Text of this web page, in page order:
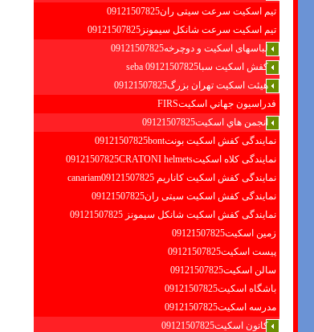
تیم اسکیت سرعت سیتی ران09121507825
تیم اسکیت سرعت شانکل سیمونز09121507825
لباسهای اسکیت و دوچرخه09121507825
کفش اسکیت سبا09121507825 seba
هیئت اسکیت تهران بزرگ09121507825
فدراسيون جهاني اسكيتFIRS
انجمن هاي اسكيت09121507825
نمایندگی کفش اسکیت بونت09121507825bont
نمایندگی کلاه اسکیت09121507825CRATONI helmets
نمایندگی کفش اسکیت كاناريم canariam09121507825
نمایندگی کفش اسکیت سیتی ران09121507825
نمایندگی کفش اسکیت شانكل سيمونز 09121507825
زمین اسکیت09121507825
پیست اسکیت09121507825
سالن اسکیت09121507825
باشگاه اسکیت09121507825
مدرسه اسکیت09121507825
کانون اسکیت09121507825